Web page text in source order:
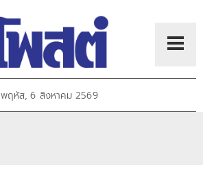
พฤหัส, 6 สิงหาคม 2569